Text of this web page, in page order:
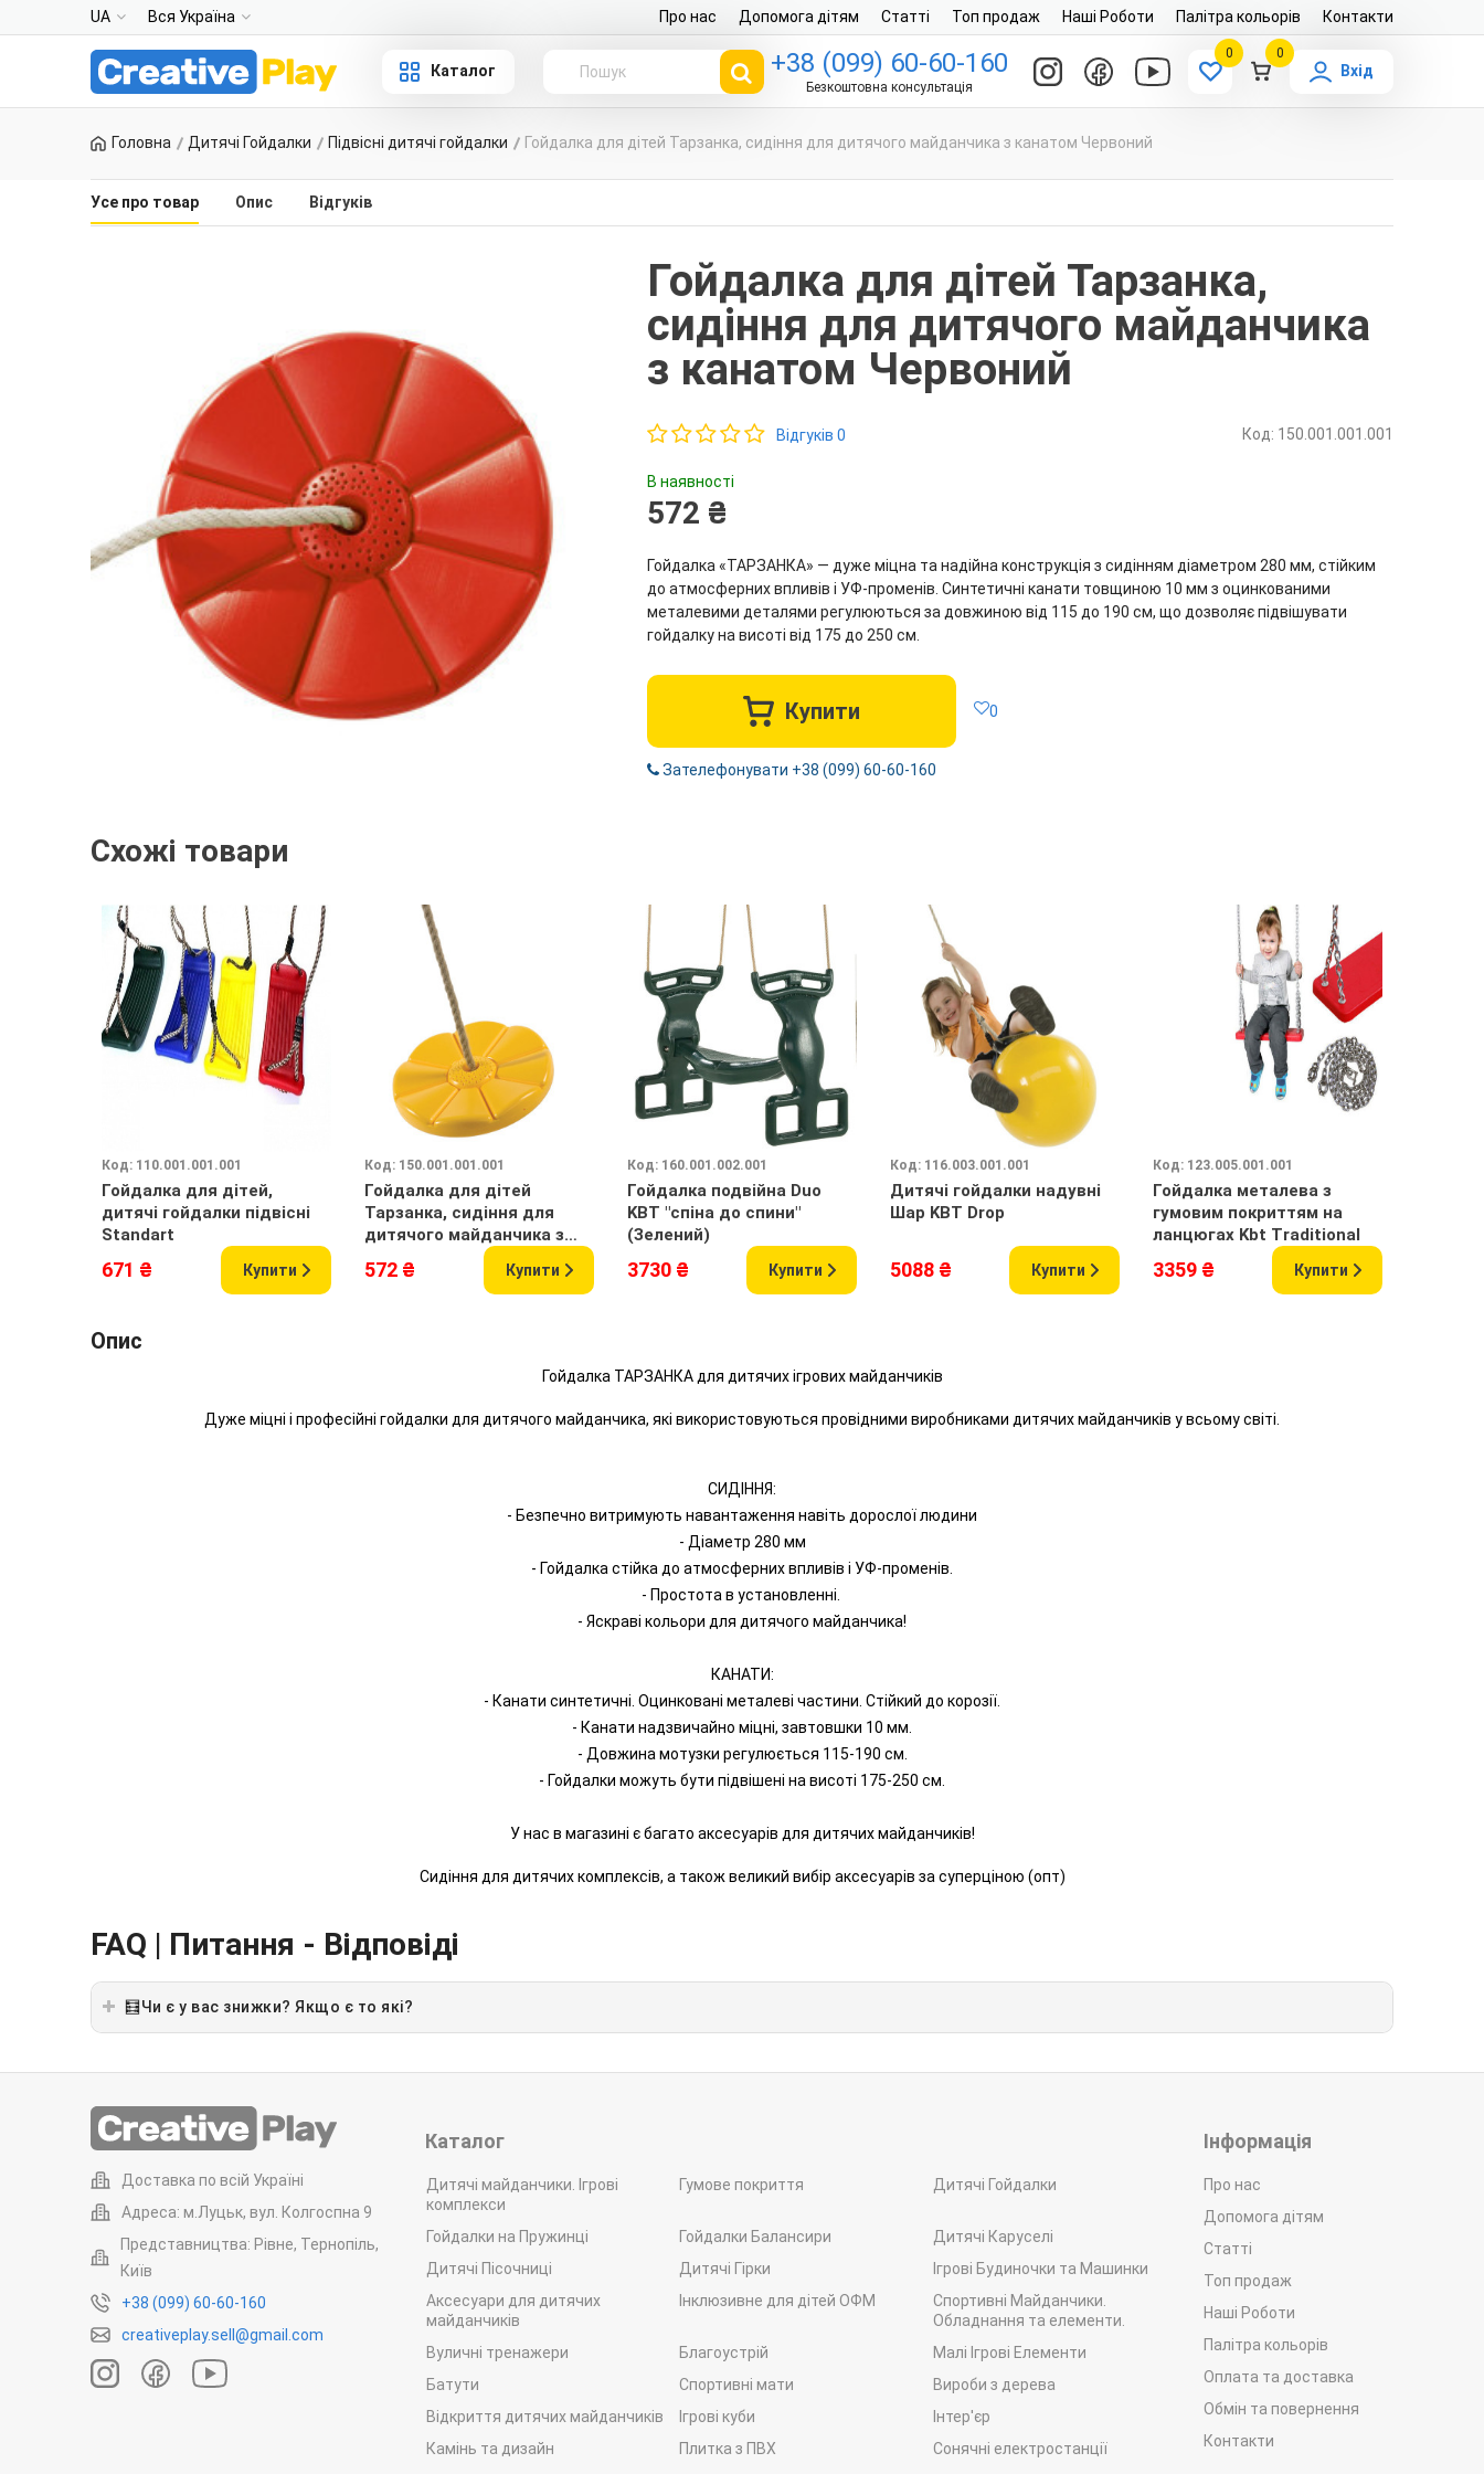
UA Вся Україна Про нас Допомога дітям Статті Топ продаж Наші Роботи Палітра кольорів Контакти
Каталог +38 (099) 60-60-160
Безкоштовна консультація
0 0
Вхід
Головна Дитячі Гойдалки Підвісні дитячі гойдалки Гойдалка для дітей Тарзанка, сидіння для дитячого майданчика з канатом Червоний
Усе про товар Опис Відгуків
Гойдалка для дітей Тарзанка,
сидіння для дитячого майданчика
з канатом Червоний
Відгуків 0 Код: 150.001.001.001
В наявності
572 ₴
Гойдалка «ТАРЗАНКА» — дуже міцна та надійна конструкція з сидінням діаметром 280 мм, стійким
до атмосферних впливів і УФ-променів. Синтетичні канати товщиною 10 мм з оцинкованими
металевими деталями регулюються за довжиною від 115 до 190 см, що дозволяє підвішувати
гойдалку на висоті від 175 до 250 см.
Купити 0
Зателефонувати +38 (099) 60-60-160
Схожі товари
Код: 110.001.001.001
Гойдалка для дітей,
дитячі гойдалки підвісні
Standart
671 ₴ Купити
Код: 150.001.001.001
Гойдалка для дітей
Тарзанка, сидіння для
дитячого майданчика з
572 ₴ Купити
Код: 160.001.002.001
Гойдалка подвійна Duo
KBT "спіна до спини"
(Зелений)
3730 ₴ Купити
Код: 116.003.001.001
Дитячі гойдалки надувні
Шар KBT Drop
5088 ₴ Купити
Код: 123.005.001.001
Гойдалка металева з
гумовим покриттям на
ланцюгах Kbt Traditional
3359 ₴ Купити
Опис
Гойдалка ТАРЗАНКА для дитячих ігрових майданчиків
Дуже міцні і професійні гойдалки для дитячого майданчика, які використовуються провідними виробниками дитячих майданчиків у всьому світі.
СИДІННЯ:
- Безпечно витримують навантаження навіть дорослої людини
- Діаметр 280 мм
- Гойдалка стійка до атмосферних впливів і УФ-променів.
- Простота в установленні.
- Яскраві кольори для дитячого майданчика!
КАНАТИ:
- Канати синтетичні. Оцинковані металеві частини. Стійкий до корозії.
- Канати надзвичайно міцні, завтовшки 10 мм.
- Довжина мотузки регулюється 115-190 см.
- Гойдалки можуть бути підвішені на висоті 175-250 см.
У нас в магазині є багато аксесуарів для дитячих майданчиків!
Сидіння для дитячих комплексів, а також великий вибір аксесуарів за суперціною (опт)
FAQ | Питання - Відповіді
🧮Чи є у вас знижки? Якщо є то які?
Доставка по всій Україні
Адреса: м.Луцьк, вул. Колгоспна 9
Представництва: Рівне, Тернопіль,
Київ
+38 (099) 60-60-160
creativeplay.sell@gmail.com
Каталог
Дитячі майданчики. Ігрові
комплекси
Гумове покриття Дитячі Гойдалки
Гойдалки на Пружинці Гойдалки Балансири
Дитячі Каруселі
Дитячі Пісочниці
Дитячі Гірки
Ігрові Будиночки та Машинки
Аксесуари для дитячих
майданчиків
Інклюзивне для дітей ОФМ
Спортивні Майданчики.
Обладнання та елементи.
Вуличні тренажери
Благоустрій
Малі Ігрові Елементи
Батути
Спортивні мати
Вироби з дерева
Відкриття дитячих майданчиків
Ігрові куби
Інтер'єр
Камінь та дизайн
Плитка з ПВХ Сонячні електростанції
Інформація
Про нас
Допомога дітям
Статті
Топ продаж
Наші Роботи
Палітра кольорів
Оплата та доставка
Обмін та повернення
Контакти